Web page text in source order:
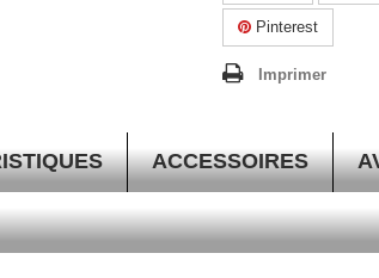
Pinterest
Imprimer
ACCESSOIRES